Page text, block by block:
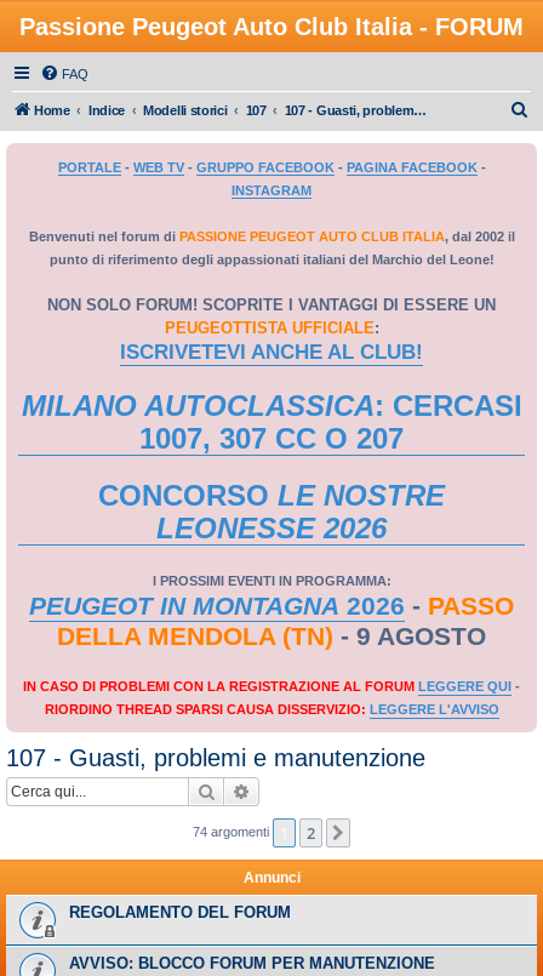
Passione Peugeot Auto Club Italia - FORUM
FAQ
Home Indice Modelli storici 107 107 - Guasti, problemi e manutenzione
PORTALE- WEB TV- GRUPPO FACEBOOK- PAGINA FACEBOOK-
INSTAGRAM
Benvenuti nel forum di PASSIONE PEUGEOT AUTO CLUB ITALIA, dal 2002 il
punto di riferimento degli appassionati italiani del Marchio del Leone!
NON SOLO FORUM! SCOPRITE I VANTAGGI DI ESSERE UN
PEUGEOTTISTA UFFICIALE:
ISCRIVETEVI ANCHE AL CLUB!
MILANO AUTOCLASSICA: CERCASI
1007, 307 CC O 207
CONCORSO LE NOSTRE
LEONESSE 2026
I PROSSIMI EVENTI IN PROGRAMMA:
PEUGEOT IN MONTAGNA 2026 - PASSO
DELLA MENDOLA (TN) - 9 AGOSTO
IN CASO DI PROBLEMI CON LA REGISTRAZIONE AL FORUM LEGGERE QUI -
RIORDINO THREAD SPARSI CAUSA DISSERVIZIO: LEGGERE L'AVVISO
107 - Guasti, problemi e manutenzione
Cerca
74 argomenti 2
Annunci
REGOLAMENTO DEL FORUM
AVVISO: BLOCCO FORUM PER MANUTENZIONE